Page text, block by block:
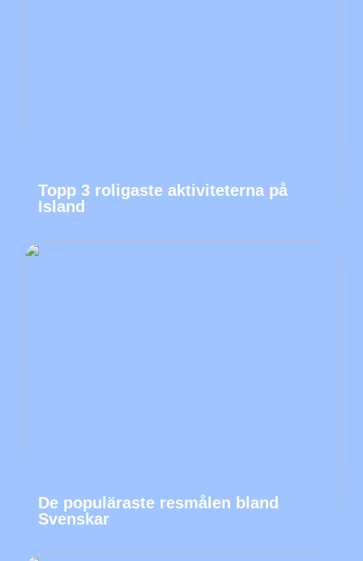
Topp 3 roligaste aktiviteterna på
Island
De populäraste resmålen bland
Svenskar